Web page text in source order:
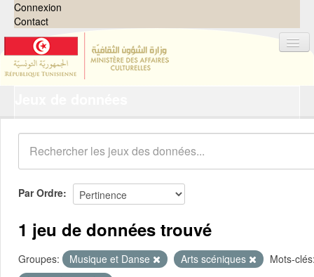
Connexion
Contact
Organisations
Groupes
Demandes 0
À propos
Par Ordre
1 jeu de données trouvé
Groupes: Musique et Danse Arts scéniques
Mots-